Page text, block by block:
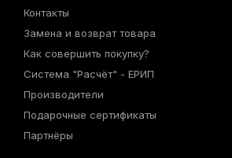
Контакты
Замена и возврат товара
Как совершить покупку?
Система "Расчёт" - ЕРИП
Производители
Подарочные сертификаты
Партнёры